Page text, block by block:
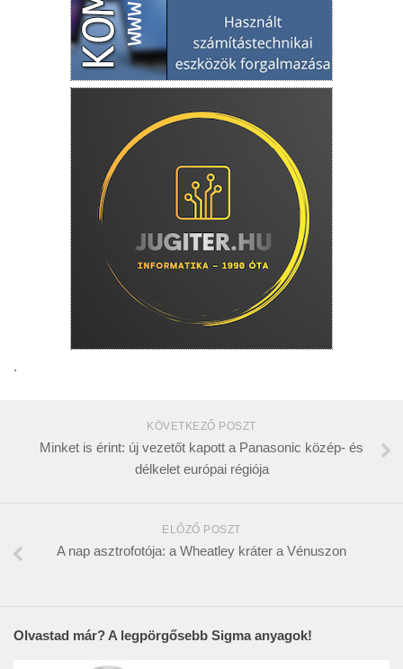
.
KÖVETKEZŐ POSZT
Minket is érint: új vezetőt kapott a Panasonic közép- és
délkelet európai régiója
ELŐZŐ POSZT
A nap asztrofotója: a Wheatley kráter a Vénuszon
Olvastad már? A legpörgősebb Sigma anyagok!